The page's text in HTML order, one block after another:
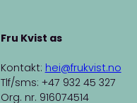
Fru Kvist as
Kontakt: hei@frukvist.no
Tlf/sms: +47 932 45 327
Org. nr. 916074514